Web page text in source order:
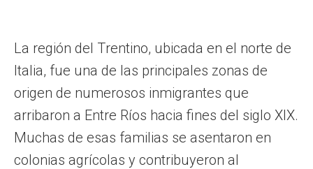
La región del Trentino, ubicada en el norte de
Italia, fue una de las principales zonas de
origen de numerosos inmigrantes que
arribaron a Entre Ríos hacia fines del siglo XIX.
Muchas de esas familias se asentaron en
colonias agrícolas y contribuyeron al